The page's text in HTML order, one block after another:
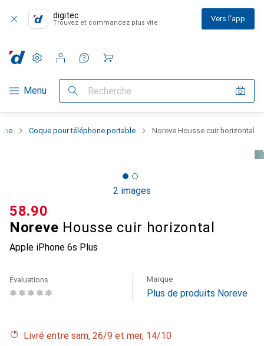
digitec
Trouvez et commandez plus vite Vers l'app
Navigation par catégorie
Menu Recherche
Paramètres
Compte client
Listes de comparaison
Listes d'envies
Panier
Coque pour téléphone portable Noreve Housse cuir horizontal
2 images
Noreve Housse cuir horizontal
Apple iPhone 6s Plus
CHF
58.90
Évaluations Marque
Plus de produits Noreve
Livré entre sam, 26/9 et mer, 14/10